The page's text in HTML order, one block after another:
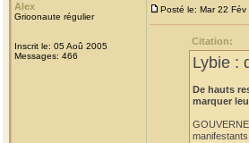
Alex
Grioonaute régulier
Inscrit le: 05 Aoû 2005
Messages: 466
Posté le: Mar 22 Fév
Citation:
Lybie :
De hauts
marquer